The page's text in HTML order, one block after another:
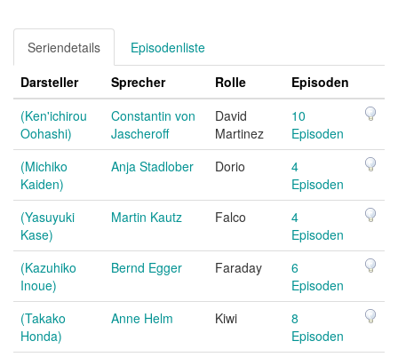
Seriendetails
Episodenliste
Darsteller
Sprecher Rolle
Episoden
(Ken'ichirou
Oohashi)
Constantin von
Jascheroff
David
Martinez
10
Episoden
(Michiko
Kaiden)
Anja Stadlober Dorio
4
Episoden
(Yasuyuki
Kase)
Martin Kautz Falco
4
Episoden
(Kazuhiko
Inoue)
Bernd Egger Faraday
6
Episoden
(Takako
Honda)
Anne Helm Kiwi
8
Episoden